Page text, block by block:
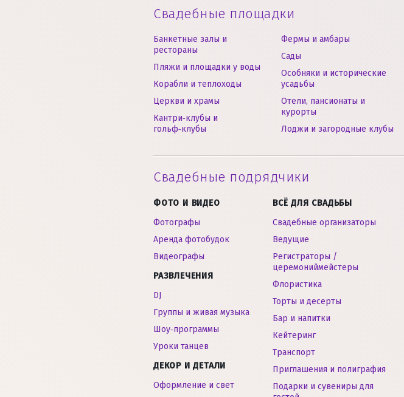
Свадебные площадки
Банкетные залы и
рестораны
Пляжи и площадки у воды
Корабли и теплоходы
Церкви и храмы
Кантри‑клубы и
гольф‑клубы
Фермы и амбары
Сады
Особняки и исторические
усадьбы
Отели, пансионаты и
курорты
Лоджи и загородные клубы
Свадебные подрядчики
ФОТО И ВИДЕО
Фотографы
Аренда фотобудок
Видеографы
РАЗВЛЕЧЕНИЯ
DJ
Группы и живая музыка
Шоу‑программы
Уроки танцев
ДЕКОР И ДЕТАЛИ
Оформление и свет
ВСЁ ДЛЯ СВАДЬБЫ
Свадебные организаторы
Ведущие
Регистраторы /
церемониймейстеры
Флористика
Торты и десерты
Бар и напитки
Кейтеринг
Транспорт
Приглашения и полиграфия
Подарки и сувениры для